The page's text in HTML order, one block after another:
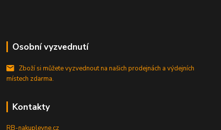
Osobní vyzvednutí
Zboží si můžete vyzvednout na našich prodejnách a výdejních
místech zdarma.
Kontakty
RB-nakuplevne.cz